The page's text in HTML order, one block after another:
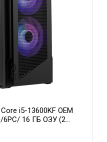
i5-13600KF OEM
6PC/ 16 ГБ ОЗУ (2
OC 16GB GDDR7